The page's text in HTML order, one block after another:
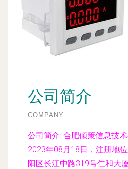
公司简介
COMPANY
公司简介: 合肥倾策信息技
2023年08月18日，注册地
阳区长江中路319号仁和大